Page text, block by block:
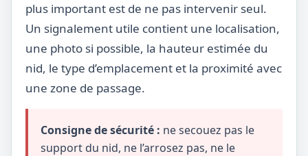
plus important est de ne pas intervenir seul.
Un signalement utile contient une localisation,
une photo si possible, la hauteur estimée du
nid, le type d’emplacement et la proximité avec
une zone de passage.
Consigne de sécurité : ne secouez pas le
support du nid, ne l’arrosez pas, ne le